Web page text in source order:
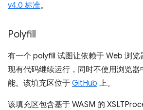
v4.0 标准。
Polyfill
有一个 polyfill 试图让依赖于 Web 浏览
现有代码继续运行，同时不使用浏览器
能。该填充区位于 GitHub 上。
该填充区包含基于 WASM 的